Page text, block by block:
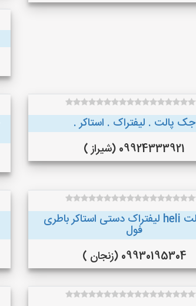
جک پالت . لیفتراک . استاکر .
09924333921 (شیراز )
جک پالت heli لیفتراک دستی استاکر باطری
فول
09930195304 (زنجان )